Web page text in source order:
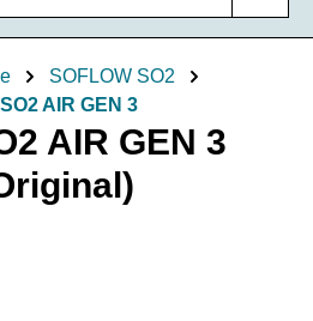
SOFLOW SO2
SO2 AIR GEN 3
AIR GEN 3